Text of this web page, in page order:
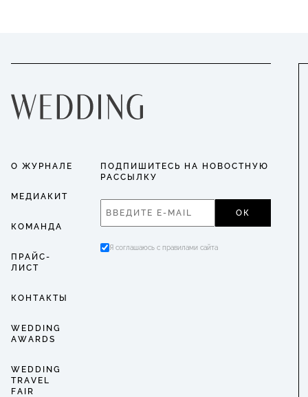
О ЖУРНАЛЕ
МЕДИАКИТ
КОМАНДА
ПРАЙС-
ЛИСТ
КОНТАКТЫ
WEDDING
AWARDS
WEDDING
TRAVEL
FAIR
ПОДПИШИТЕСЬ НА НОВОСТНУЮ
РАССЫЛКУ
ОК
Я соглашаюсь с правилами сайта